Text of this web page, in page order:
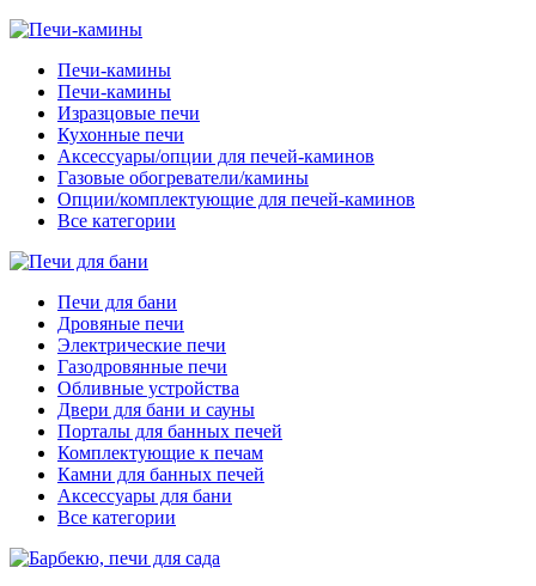
Печи-камины
Печи-камины
Изразцовые печи
Кухонные печи
Аксессуары/опции для печей-каминов
Газовые обогреватели/камины
Опции/комплектующие для печей-каминов
Все категории
Печи для бани
Дровяные печи
Электрические печи
Газодровянные печи
Обливные устройства
Двери для бани и сауны
Порталы для банных печей
Комплектующие к печам
Камни для банных печей
Аксессуары для бани
Все категории